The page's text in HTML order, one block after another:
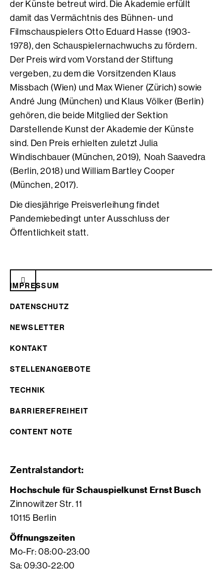
der Künste betreut wird. Die Akademie erfüllt
damit das Vermächtnis des Bühnen- und
Filmschauspielers Otto Eduard Hasse (1903-
1978), den Schauspielernachwuchs zu fördern.
Der Preis wird vom Vorstand der Stiftung
vergeben, zu dem die Vorsitzenden Klaus
Missbach (Wien) und Max Wiener (Zürich) sowie
André Jung (München) und Klaus Völker (Berlin)
gehören, die beide Mitglied der Sektion
Darstellende Kunst der Akademie der Künste
sind. Den Preis erhielten zuletzt Julia
Windischbauer (München, 2019), Noah Saavedra
(Berlin, 2018) und William Bartley Cooper
(München, 2017).
Die diesjährige Preisverleihung findet
Pandemiebedingt unter Ausschluss der
Öffentlichkeit statt.
IMPRESSUM
DATENSCHUTZ
NEWSLETTER
KONTAKT
STELLENANGEBOTE
TECHNIK
BARRIEREFREIHEIT
CONTENT NOTE
Zentralstandort:
Hochschule für Schauspielkunst Ernst Busch
Zinnowitzer Str. 11
10115 Berlin
Öffnungszeiten
Mo-Fr: 08:00-23:00
Sa: 09:30-22:00